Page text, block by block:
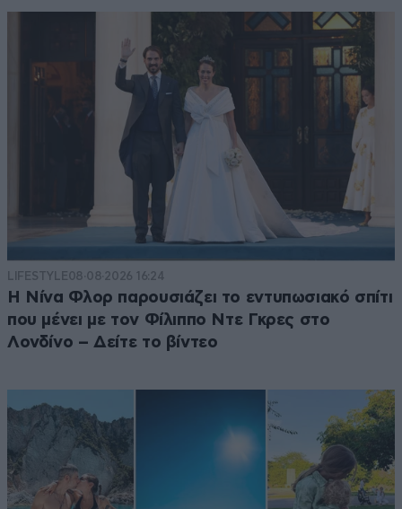
LIFESTYLE08·08·2026 16:24
Η Νίνα Φλορ παρουσιάζει το εντυπωσιακό σπίτι
που μένει με τον Φίλιππο Ντε Γκρες στο
Λονδίνο – Δείτε το βίντεο